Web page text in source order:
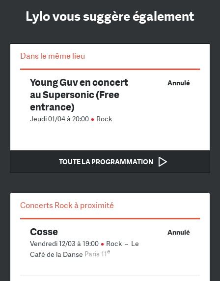
Lylo vous suggère également
Dans le même lieu
Annulé
Young Guv en concert
au Supersonic (Free
entrance)
Jeudi 01/04 à 20:00 Rock
TOUTE LA PROGRAMMATION
Concerts Rock à proximité
Annulé
Cosse
Vendredi 12/03 à 19:00 Rock – Le
Café de la Danse Paris 11e